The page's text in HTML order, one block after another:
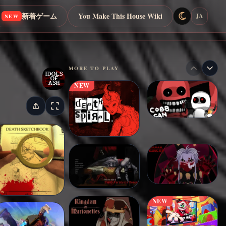
NEW 新着ゲーム You Make This House Wiki JA
MORE TO PLAY
NEW
NEW